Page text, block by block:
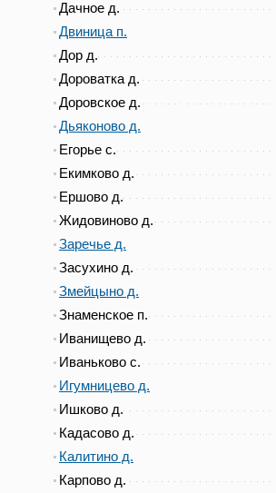
Дачное д.
Двиница п.
Дор д.
Дороватка д.
Доровское д.
Дьяконово д.
Егорье с.
Екимково д.
Ершово д.
Жидовиново д.
Заречье д.
Засухино д.
Змейцыно д.
Знаменское п.
Иванищево д.
Иваньково с.
Игумницево д.
Ишково д.
Кадасово д.
Калитино д.
Карпово д.